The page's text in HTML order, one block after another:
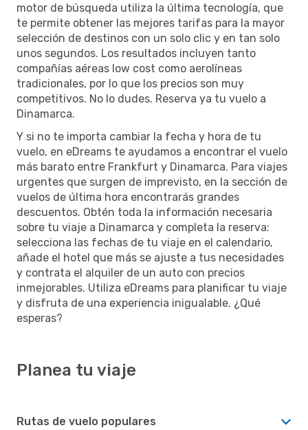
motor de búsqueda utiliza la última tecnología, que
te permite obtener las mejores tarifas para la mayor
selección de destinos con un solo clic y en tan solo
unos segundos. Los resultados incluyen tanto
compañías aéreas low cost como aerolíneas
tradicionales, por lo que los precios son muy
competitivos. No lo dudes. Reserva ya tu vuelo a
Dinamarca.
Y si no te importa cambiar la fecha y hora de tu
vuelo, en eDreams te ayudamos a encontrar el vuelo
más barato entre Frankfurt y Dinamarca. Para viajes
urgentes que surgen de imprevisto, en la sección de
vuelos de última hora encontrarás grandes
descuentos. Obtén toda la información necesaria
sobre tu viaje a Dinamarca y completa la reserva:
selecciona las fechas de tu viaje en el calendario,
añade el hotel que más se ajuste a tus necesidades
y contrata el alquiler de un auto con precios
inmejorables. Utiliza eDreams para planificar tu viaje
y disfruta de una experiencia inigualable. ¿Qué
esperas?
Planea tu viaje
Rutas de vuelo populares